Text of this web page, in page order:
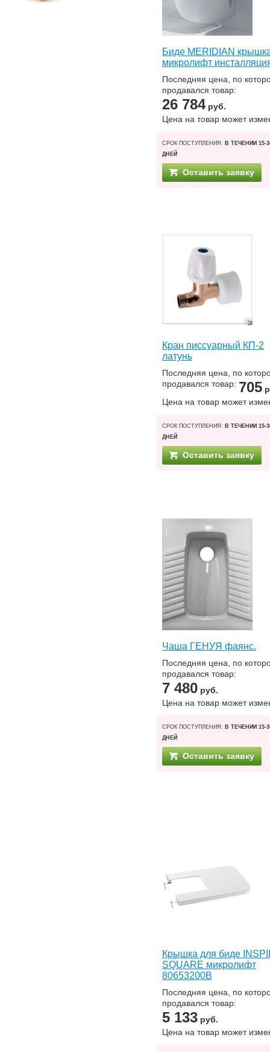
Биде MERIDIAN
микролифт
Последняя цена, по
продавался товар:
26 784 руб.
Цена на товар может
СРОК ПОСТУПЛЕНИЯ: В ТЕЧЕНИИ 15-
ДНЕЙ
Оставить заявку
Кран писсуарный КП-2
латунь
Последняя цена, по
продавался товар: 705
Цена на товар может
СРОК ПОСТУПЛЕНИЯ: В ТЕЧЕНИИ 15-
ДНЕЙ
Оставить заявку
Чаша ГЕНУЯ фаянс.
Последняя цена, по
продавался товар:
7 480 руб.
Цена на товар может
СРОК ПОСТУПЛЕНИЯ: В ТЕЧЕНИИ 15-
ДНЕЙ
Оставить заявку
Крышка для биде
SQUARE микролифт
80653200B
Последняя цена, по
продавался товар:
5 133 руб.
Цена на товар может